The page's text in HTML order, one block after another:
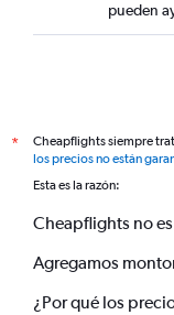
pueden
*
Cheapflights siempre
los precios no están
Esta es la razón:
Cheapflights no
Agregamos
¿Por qué los